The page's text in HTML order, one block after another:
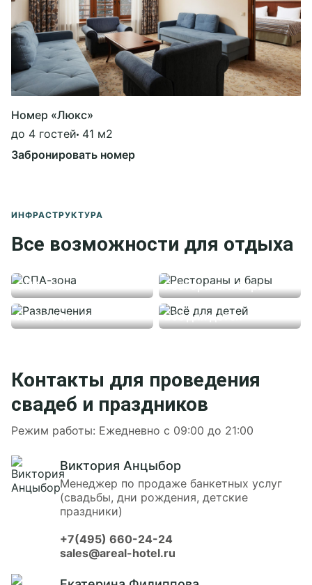
Номер «Люкс»
до 4 гостей 41 м2
Забронировать номер
ИНФРАСТРУКТУРА
Все возможности для отдыха
СПА-зона Рестораны и бары
Развлечения Всё для детей
Контакты для проведения
свадеб и праздников
Режим работы: Ежедневно с 09:00 до 21:00
Виктория Анцыбор
Менеджер по продаже банкетных услуг
(свадьбы, дни рождения, детские
праздники)
+7(495) 660-24-24
sales@areal-hotel.ru